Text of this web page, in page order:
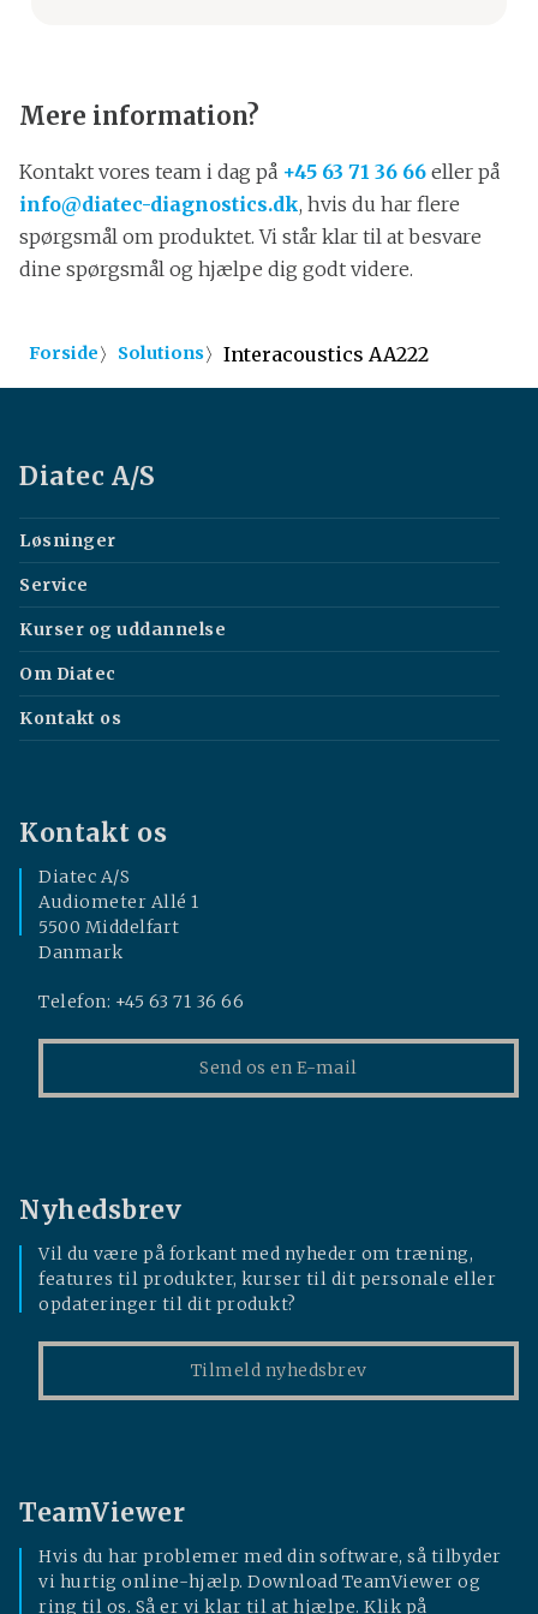
Mere information?
Kontakt vores team i dag på +45 63 71 36 66 eller på
info@diatec-diagnostics.dk, hvis du har flere
spørgsmål om produktet. Vi står klar til at besvare
dine spørgsmål og hjælpe dig godt videre.
Forside〉 Solutions〉 Interacoustics AA222
Diatec A/S
Løsninger
Service
Kurser og uddannelse
Om Diatec
Kontakt os
Kontakt os
Diatec A/S
Audiometer Allé 1
5500 Middelfart
Danmark
Telefon: +45 63 71 36 66
Send os en E-mail
Nyhedsbrev
Vil du være på forkant med nyheder om træning,
features til produkter, kurser til dit personale eller
opdateringer til dit produkt?
Tilmeld nyhedsbrev
TeamViewer
Hvis du har problemer med din software, så tilbyder
vi hurtig online-hjælp. Download TeamViewer og
ring til os. Så er vi klar til at hjælpe. Klik på